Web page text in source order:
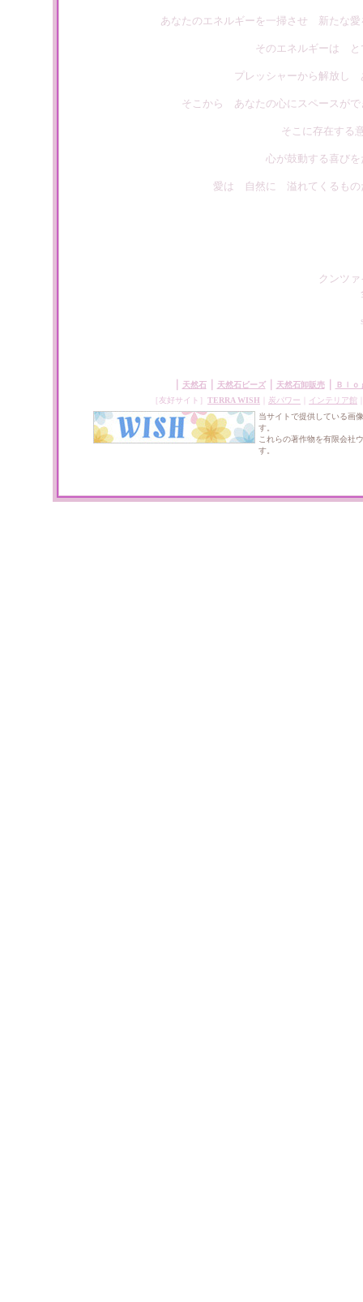
あなたのエネルギーを一掃させ 新たな
そのエネルギーは
プレッシャーから解放し
そこから あなたの心にスペースが
そこに存在する
心が鼓動する喜び
愛は 自然に 溢れてくるもの
クンツ
天然石｜ 天然石ビーズ｜ 天然石卸販売｜
Ｂｌｏ
［友好サイト］ TERRA WISH 炭パワー インテリア館
当サイトで提供している画
す。
これらの著作物を有限会社
す。